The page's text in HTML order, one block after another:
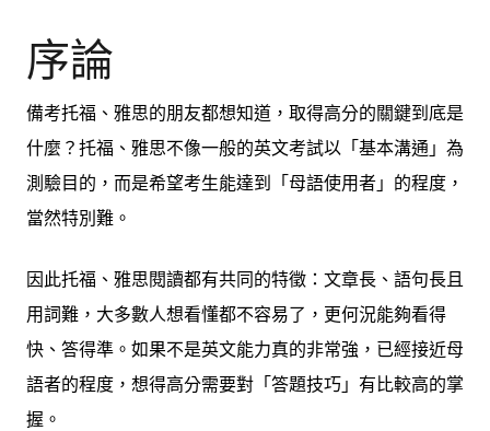
序論
備考托福、雅思的朋友都想知道，取得高分的關鍵到底是
什麼？托福、雅思不像一般的英文考試以「基本溝通」為
測驗目的，而是希望考生能達到「母語使用者」的程度，
當然特別難。
因此托福、雅思閱讀都有共同的特徵：文章長、語句長且
用詞難，大多數人想看懂都不容易了，更何況能夠看得
快、答得準。如果不是英文能力真的非常強，已經接近母
語者的程度，想得高分需要對「答題技巧」有比較高的掌
握。